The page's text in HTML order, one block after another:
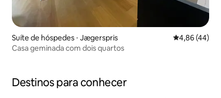
Suíte de hóspedes ⋅ Jægerspris 4,86 de uma
4,86 (44)
Casa geminada com dois quartos
Destinos para conhecer